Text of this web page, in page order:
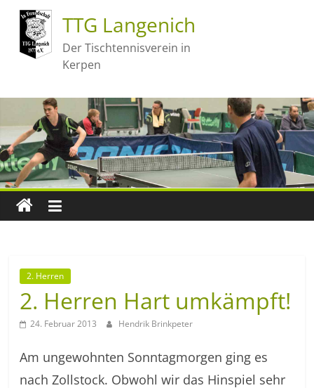
TTG Langenich
Der Tischtennisverein in
Kerpen
2. Herren
2. Herren Hart umkämpft!
24. Februar 2013 Hendrik Brinkpeter
Am ungewohnten Sonntagmorgen ging es
nach Zollstock. Obwohl wir das Hinspiel sehr